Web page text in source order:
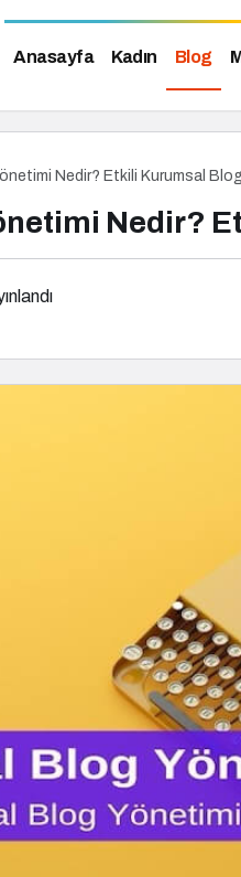
Anasayfa Kadın Blog
Nedir? Etkili Kurumsal
Nedir?